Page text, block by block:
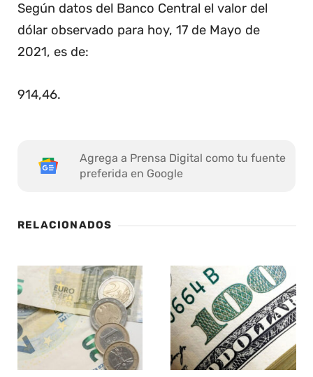
Según datos del Banco Central el valor del
dólar observado para hoy, 17 de Mayo de
2021, es de:
914,46.
Agrega a Prensa Digital como tu fuente
preferida en Google
RELACIONADOS